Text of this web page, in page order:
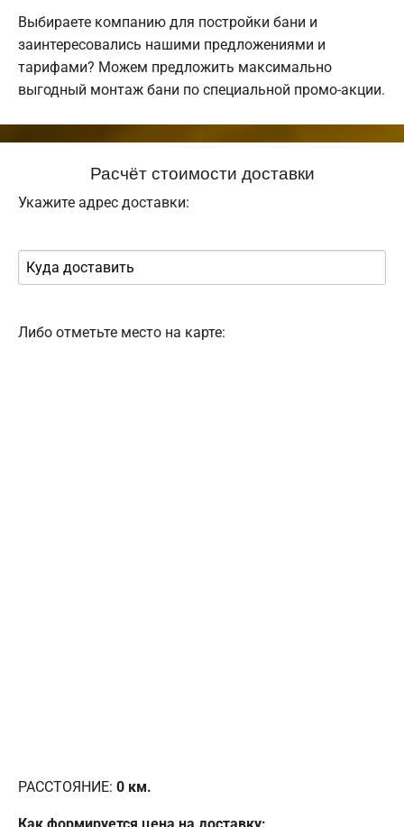
Выбираете компанию для постройки бани и
заинтересовались нашими предложениями и
тарифами? Можем предложить максимально
выгодный монтаж бани по специальной промо-акции.
Расчёт стоимости доставки
Укажите адрес доставки:
Либо отметьте место на карте:
РАССТОЯНИЕ: 0 км.